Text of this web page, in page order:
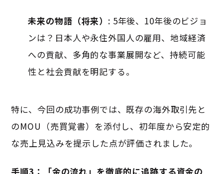
未来の物語（将来） : 5年後、10年後のビジョ
ンは？日本人や永住外国人の雇用、地域経済
への貢献、多角的な事業展開など、持続可能
性と社会貢献を明記する。
特に、今回の成功事例では、既存の海外取引先と
のMOU（売買覚書）を添付し、初年度から安定的
な売上見込みを提示した点が評価されました。
手順3：「金の流れ」を徹底的に追跡する資金の